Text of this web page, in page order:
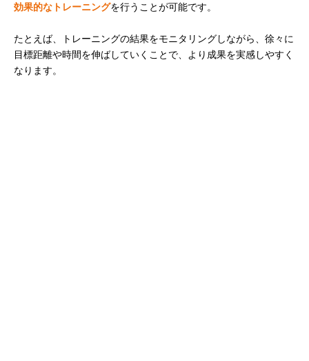
効果的なトレーニングを行うことが可能です。
たとえば、トレーニングの結果をモニタリングしながら、徐々に
目標距離や時間を伸ばしていくことで、より成果を実感しやすく
なります。